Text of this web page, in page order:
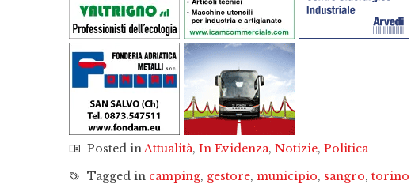
Posted inAttualità, In Evidenza, Notizie, Politica
Tagged in camping, gestore, municipio, sangro, torino